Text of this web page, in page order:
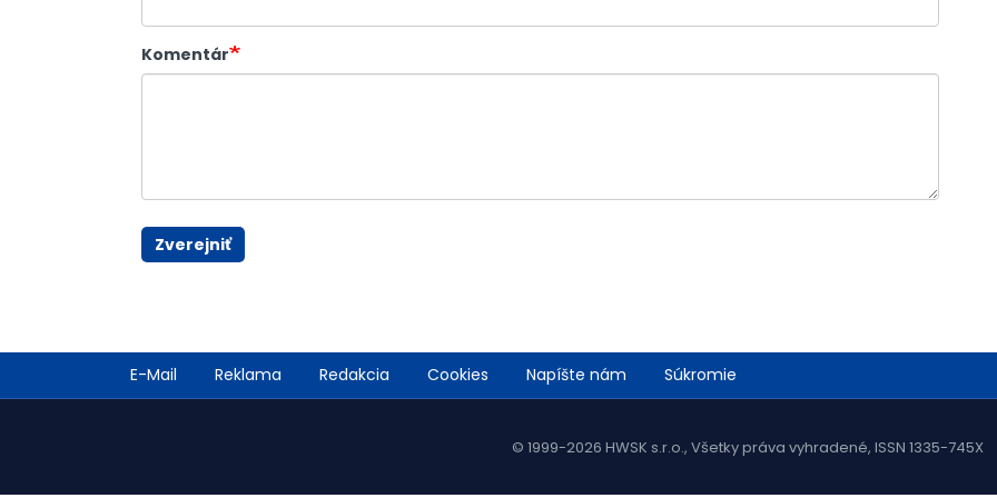
Komentár
Zverejniť
Footer
menu
E-Mail Reklama Redakcia Cookies Napíšte nám Súkromie
© 1999-2026 HWSK s.r.o., Všetky práva vyhradené, ISSN 1335-745X